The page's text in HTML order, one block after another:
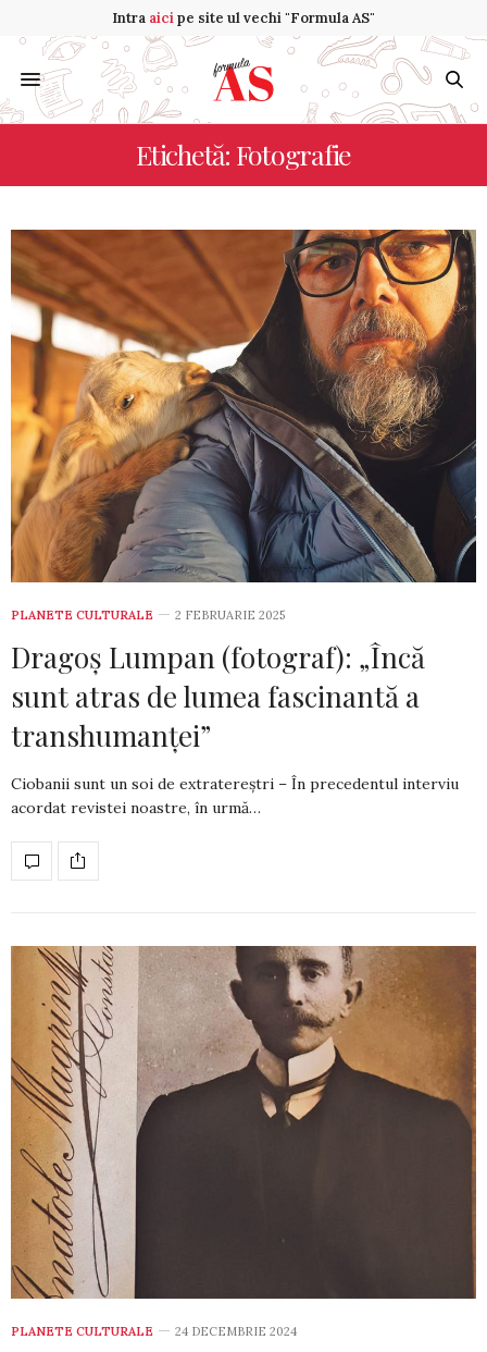
Intra aicipe site ul vechi "Formula AS"
Etichetă: Fotografie
PLANETE CULTURALE 2 FEBRUARIE 2025
Dragoș Lumpan (fotograf): „Încă
sunt atras de lumea fascinantă a
transhumanței”
Ciobanii sunt un soi de extratereștri – În precedentul interviu
acordat revistei noastre, în urmă…
PLANETE CULTURALE 24 DECEMBRIE 2024